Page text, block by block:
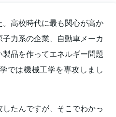
高校時代に最も関心が高か
力系の企業、自動車メーカ
品を作ってエネルギー問題
では機械工学を専攻しまし
たんですが、そこでわかっ